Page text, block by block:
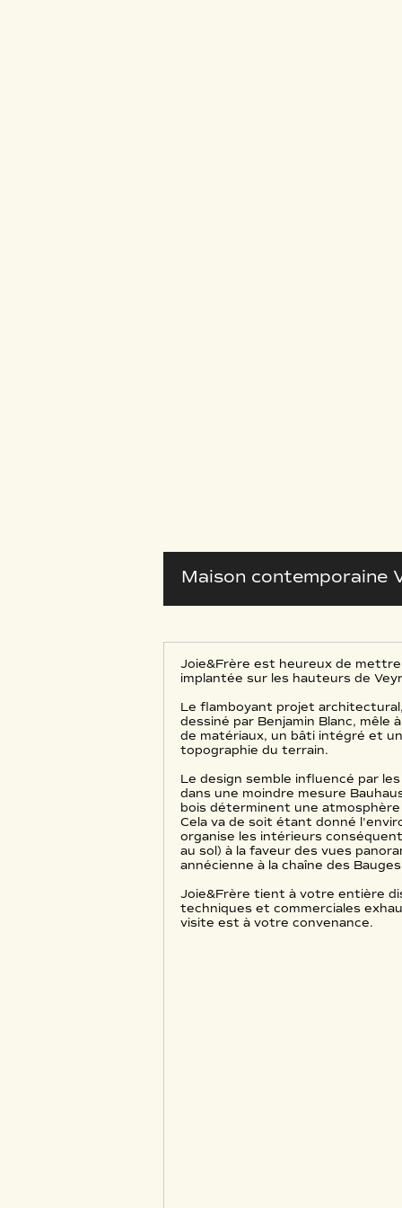
Maison contemporaine
Joie&Frère est heureux de
implantée sur les hauteurs de
Le flamboyant projet
dessiné par Benjamin Blanc, mêle
de matériaux, un bâti intégré et
topographie du terrain.
Le design semble influencé par
dans une moindre mesure
bois déterminent une
Cela va de soit étant donné
organise les intérieurs
au sol) à la faveur des vues
annécienne à la chaîne des
Joie&Frère tient à votre entière
techniques et commerciales
visite est à votre convenance.